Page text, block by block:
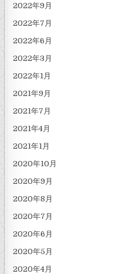
2022年9月
2022年7月
2022年6月
2022年3月
2022年1月
2021年9月
2021年7月
2021年4月
2021年1月
2020年10月
2020年9月
2020年8月
2020年7月
2020年6月
2020年5月
2020年4月